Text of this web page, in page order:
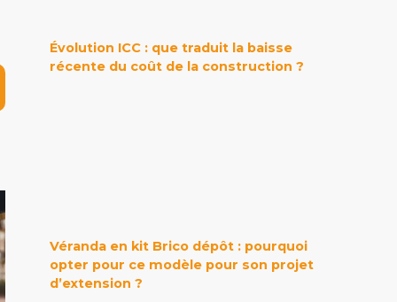
Évolution ICC : que traduit la baisse
récente du coût de la construction ?
Véranda en kit Brico dépôt : pourquoi
opter pour ce modèle pour son projet
d’extension ?